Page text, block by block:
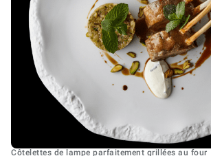
Côtelettes de lampe parfaitement grillées au four